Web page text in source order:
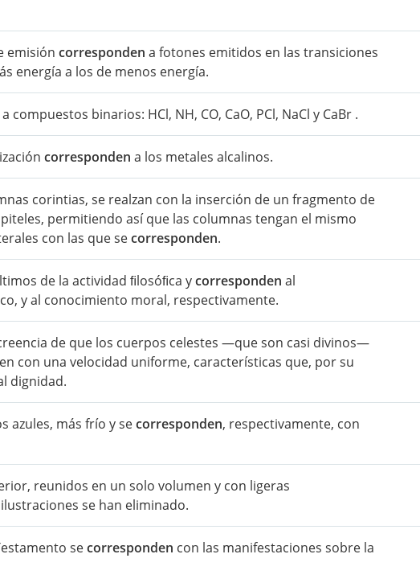
emisión corresponden a fotones emitidos en las transiciones
energía a los de menos energía.
a compuestos binarios: HCl, NH, CO, CaO, PCl, NaCl y CaBr .
corresponden a los metales alcalinos.
corintias, se realzan con la inserción de un fragmento de
permitiendo así que las columnas tengan el mismo
con las que secorresponden.
de la actividad ﬁlosóﬁca ycorresponden al
y al conocimiento moral, respectivamente.
de que los cuerpos celestes —que son casi divinos—
con una velocidad uniforme, características que, por su
dignidad.
azules, más frío y secorresponden, respectivamente, con
reunidos en un solo volumen y con ligeras
se han eliminado.
secorresponden con las manifestaciones sobre la